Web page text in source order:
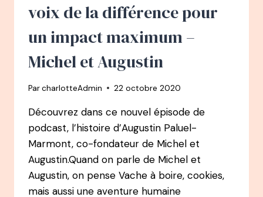
voix de la différence pour
un impact maximum –
Michel et Augustin
ParcharlotteAdmin 22 octobre 2020
Découvrez dans ce nouvel épisode de
podcast, l’histoire d’Augustin Paluel-
Marmont, co-fondateur de Michel et
Augustin.Quand on parle de Michel et
Augustin, on pense Vache à boire, cookies,
mais aussi une aventure humaine